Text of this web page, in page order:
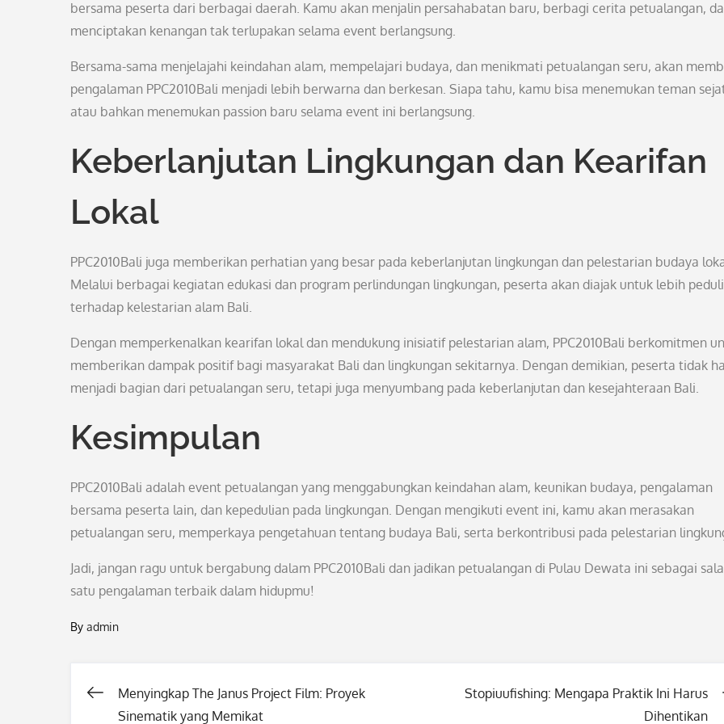
bersama peserta dari berbagai daerah. Kamu akan menjalin persahabatan baru, berbagi cerita petualangan,
menciptakan kenangan tak terlupakan selama event berlangsung.
Bersama-sama menjelajahi keindahan alam, mempelajari budaya, dan menikmati petualangan seru, akan
pengalaman PPC2010Bali menjadi lebih berwarna dan berkesan. Siapa tahu, kamu bisa menemukan teman
atau bahkan menemukan passion baru selama event ini berlangsung.
Keberlanjutan Lingkungan dan Kearifan
Lokal
PPC2010Bali juga memberikan perhatian yang besar pada keberlanjutan lingkungan dan pelestarian budaya
Melalui berbagai kegiatan edukasi dan program perlindungan lingkungan, peserta akan diajak untuk lebih peduli
terhadap kelestarian alam Bali.
Dengan memperkenalkan kearifan lokal dan mendukung inisiatif pelestarian alam, PPC2010Bali berkomitmen
memberikan dampak positif bagi masyarakat Bali dan lingkungan sekitarnya. Dengan demikian, peserta tidak
menjadi bagian dari petualangan seru, tetapi juga menyumbang pada keberlanjutan dan kesejahteraan Bali.
Kesimpulan
PPC2010Bali adalah event petualangan yang menggabungkan keindahan alam, keunikan budaya, pengalaman
bersama peserta lain, dan kepedulian pada lingkungan. Dengan mengikuti event ini, kamu akan merasakan
petualangan seru, memperkaya pengetahuan tentang budaya Bali, serta berkontribusi pada pelestarian
Jadi, jangan ragu untuk bergabung dalam PPC2010Bali dan jadikan petualangan di Pulau Dewata ini sebagai
satu pengalaman terbaik dalam hidupmu!
By admin
Post
Menyingkap The Janus Project Film: Proyek
Sinematik yang Memikat
Stopiuufishing: Mengapa Praktik Ini Harus
Dihentikan